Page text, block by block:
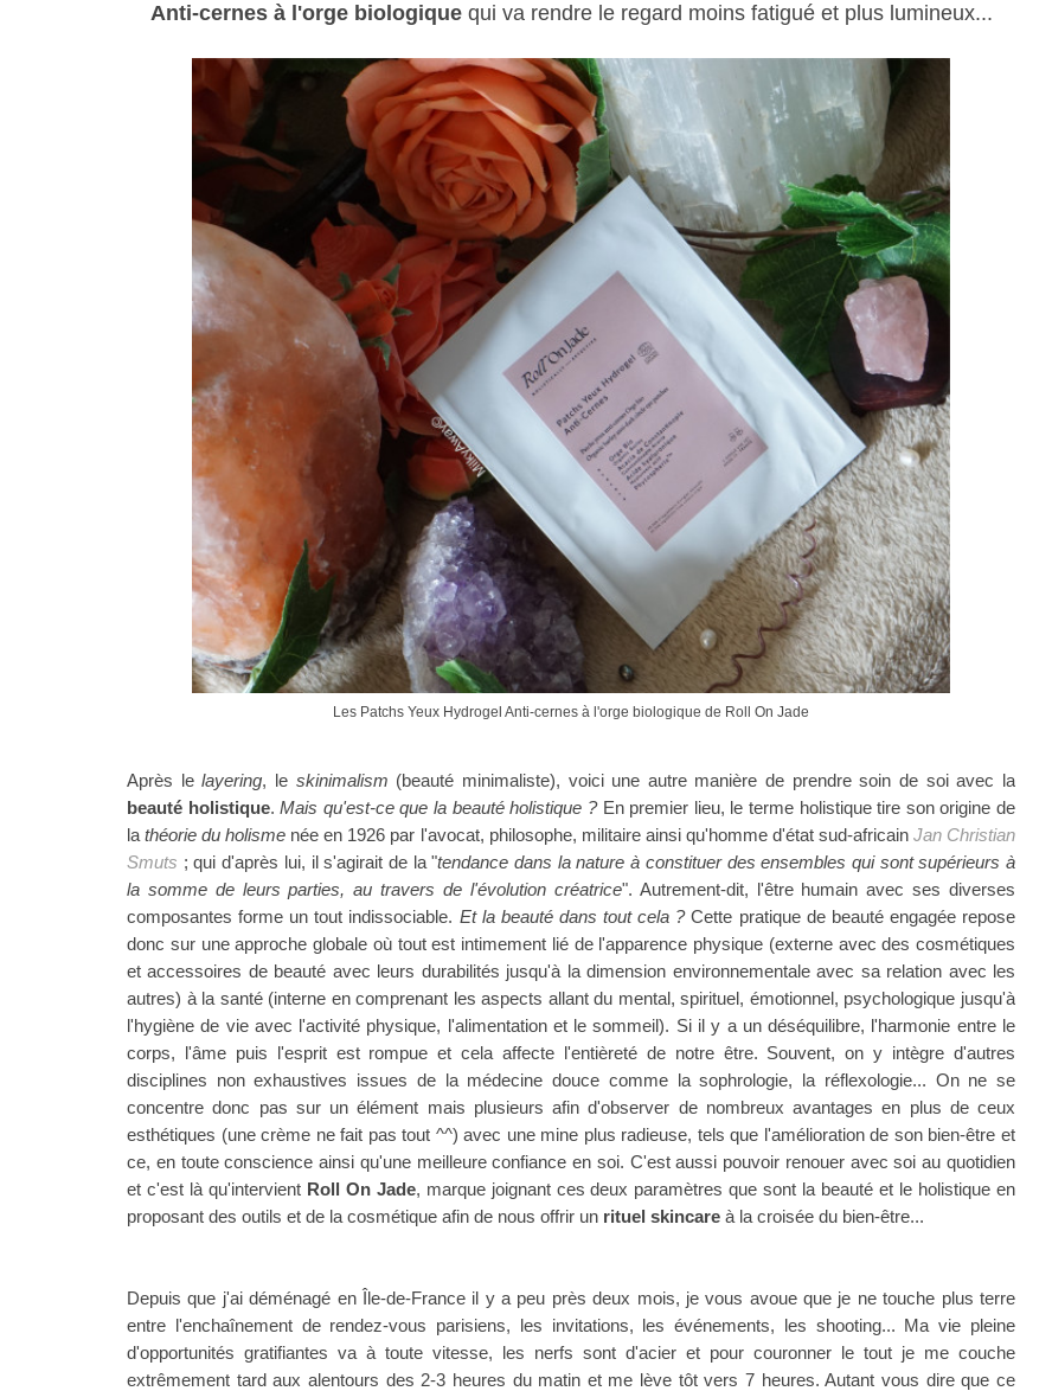
Anti-cernes à l'orge biologiquequi va rendre le regard moins fatigué et plus lumineux...
Les Patchs Yeux Hydrogel Anti-cernes à l'orge biologique de Roll On Jade
Après lelayering, le skinimalism (beauté minimaliste), voici une autre manière de prendre soin de soi avec la
beauté holistique.Mais qu'est-ce que la beauté holistique ?En premier lieu, le terme holistique tire son origine de
lathéorie du holisme née en 1926 par l'avocat, philosophe, militaire ainsi qu'homme d'état sud-africain Jan Christian
Smuts ; qui d'après lui, il s'agirait de la "tendance dans la nature à constituer des ensembles qui sont supérieurs à
la somme de leurs parties, au travers de l'évolution créatrice". Autrement-dit, l'être humain avec ses diverses
composantes forme un tout indissociable. Et la beauté dans tout cela ? Cette pratique de beauté engagée repose
donc sur une approche globale où tout est intimement lié de l'apparence physique (externe avec des cosmétiques
et accessoires de beauté avec leurs durabilités jusqu'à la dimension environnementale avec sa relation avec les
autres) à la santé (interne en comprenant les aspects allant du mental, spirituel, émotionnel, psychologique jusqu'à
l'hygiène de vie avec l'activité physique, l'alimentation et le sommeil). Si il y a un déséquilibre, l'harmonie entre le
corps, l'âme puis l'esprit est rompue et cela affecte l'entièreté de notre être. Souvent, on y intègre d'autres
disciplines non exhaustives issues de la médecine douce comme la sophrologie, la réflexologie... On ne se
concentre donc pas sur un élément mais plusieurs afin d'observer de nombreux avantages en plus de ceux
esthétiques (une crème ne fait pas tout ^^) avec une mine plus radieuse, tels que l'amélioration de son bien-être et
ce, en toute conscience ainsi qu'une meilleure confiance en soi. C'est aussi pouvoir renouer avec soiau quotidien
et c'est là qu'intervient Roll On Jade, marque joignant ces deux paramètres que sont la beauté et le holistique en
proposant des outils et de la cosmétique afin de nous offrir un rituel skincare à la croisée du bien-être...
Depuis que j'ai déménagé en Île-de-France il y a peu près deux mois, je vous avoue que je ne touche plus terre
entre l'enchaînement de rendez-vous parisiens, les invitations, les événements, les shooting... Ma vie pleine
d'opportunités gratifiantes va à toute vitesse, les nerfs sont d'acier et pour couronner le tout je me couche
extrêmement tard aux alentours des 2-3 heures du matin et me lève tôt vers 7 heures. Autant vous dire que ce